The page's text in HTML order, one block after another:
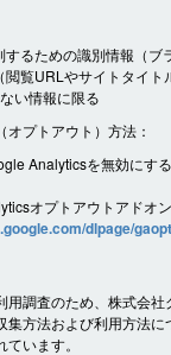
するための識別情報（ブ
閲覧URLやサイトタイト
い情報に限る
オプトアウト）方法：
Analyticsを無効にす
オプトアウトアドオン
dlpage/
用調査のため、株式会社
集方法および利用方法
います。